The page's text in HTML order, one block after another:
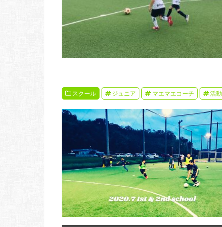
スクール ジュニア マエマエコーチ 活